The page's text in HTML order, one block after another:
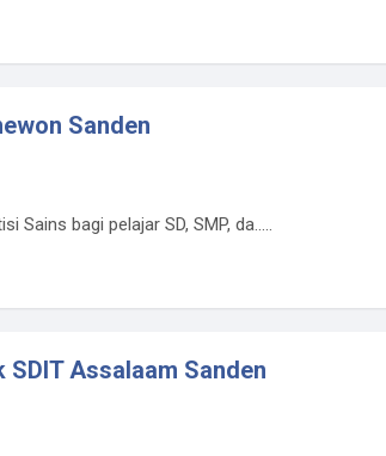
Sanden
Sains bagi pelajar SD, SMP, da.....
Assalaam Sanden